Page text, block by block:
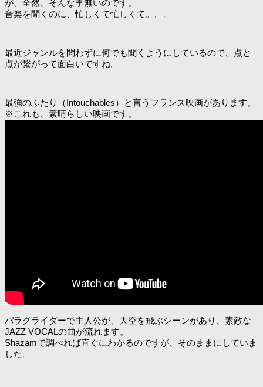
が、全然、そんな事無いのです。
音楽を聞くのに、忙しくて忙しくて。。。
最近ジャンルを問わずに何でも聞くようにしているので、点と
点が繋がって面白いですね。
最強のふたり（Intouchables）と言うフランス映画があります。
※これも、素晴らしい映画です。
パラグライダーで主人公が、大空を飛ぶシーンがあり、素敵な
JAZZ VOCALの曲が流れます。
Shazamで調べれば直ぐにわかるのですが、そのままにしていま
した。